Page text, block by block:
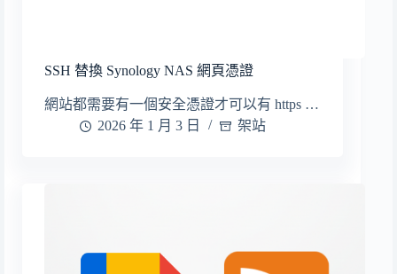
SSH 替換 Synology NAS 網頁憑證
網站都需要有一個安全憑證才可以有 https …
2026 年 1 月 3 日
架站